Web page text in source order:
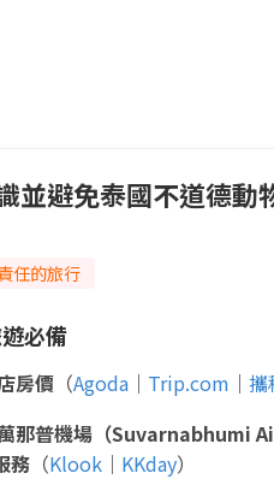
並避免泰國不道德動
任的旅行
必備
房價 （Agoda ｜ Trip.com ｜ 攜
那普機場（Suvarnabhumi
務 （Klook ｜ KKday）